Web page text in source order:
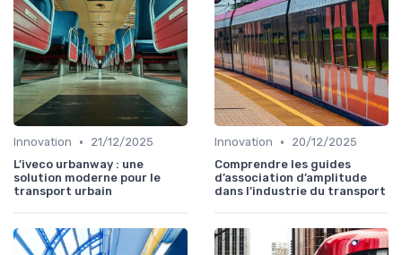
Innovation •
21/12/2025
L’iveco urbanway : une
solution moderne pour le
transport urbain
Innovation •
20/12/2025
Comprendre les guides
d’association d’amplitude
dans l’industrie du transport